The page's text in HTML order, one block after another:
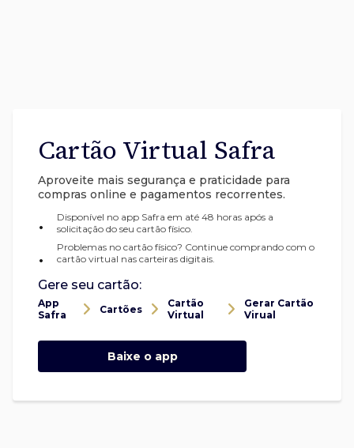
Cartão Virtual Safra
Aproveite mais segurança e praticidade para
compras online e pagamentos recorrentes.
•
Disponível no app Safra em até 48 horas após a
solicitação do seu cartão físico.
•
Problemas no cartão físico? Continue comprando com o
cartão virtual nas carteiras digitais.
Gere seu cartão:
App
Safra
Cartões
Cartão
Virtual
Gerar Cartão
Virual
Baixe o app